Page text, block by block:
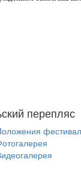
перепляс